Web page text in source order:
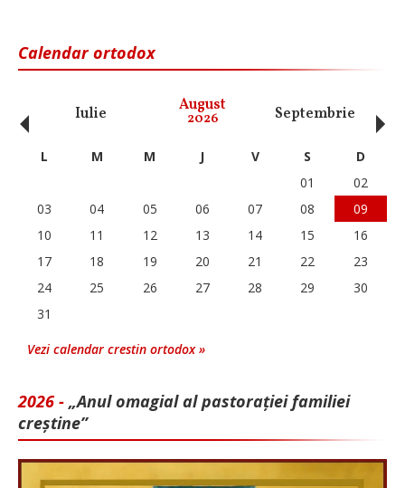
Calendar ortodox
Iulie August
2026 Septembrie
‹ L M M J V S
D
01
02
03
04 05 06 07 08
09
10
11 12 13 14 15
16
17
18 19 20 21 22
23
24
25 26 27 28 29
30
31
Vezi calendar crestin ortodox »
2026 - „Anul omagial al pastorației familiei
creștine”